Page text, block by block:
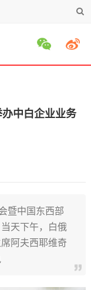
中白企业业务
暨中国东西部
天下午，白俄
阿夫西耶维奇